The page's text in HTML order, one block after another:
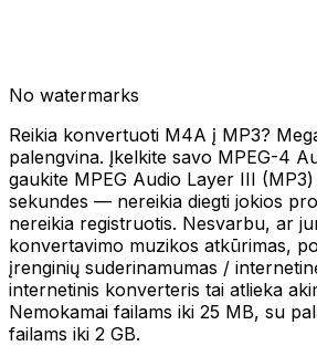
No watermarks
Reikia konvertuoti M4A į MP3?
palengvina. Įkelkite savo MPEG-4
gaukite MPEG Audio Layer III
sekundes — nereikia diegti jokios
nereikia registruotis. Nesvarbu, ar
konvertavimo muzikos atkūrimas,
įrenginių suderinamumas /
internetinis konverteris tai atlieka
Nemokamai failams iki 25 MB, su
failams iki 2 GB.